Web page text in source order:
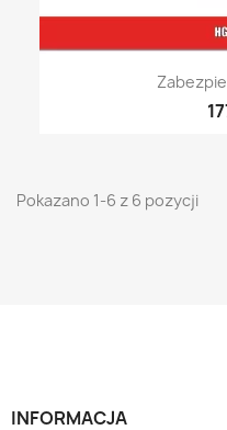
Pokazano 1-6 z 6 pozycji
INFORMACJA